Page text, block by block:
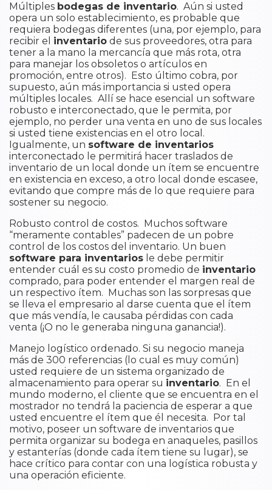
Múltiples bodegas de inventario. Aún si usted
opera un solo establecimiento, es probable que
requiera bodegas diferentes (una, por ejemplo, para
recibir el inventario de sus proveedores, otra para
tener a la mano la mercancía que más rota, otra
para manejar los obsoletos o artículos en
promoción, entre otros). Esto último cobra, por
supuesto, aún más importancia si usted opera
múltiples locales. Allí se hace esencial un software
robusto e interconectado, que le permita, por
ejemplo, no perder una venta en uno de sus locales
si usted tiene existencias en el otro local.
Igualmente, un software de inventarios
interconectado le permitirá hacer traslados de
inventario de un local donde un ítem se encuentre
en existencia en exceso, a otro local donde escasee,
evitando que compre más de lo que requiere para
sostener su negocio.
Robusto control de costos. Muchos software
“meramente contables” padecen de un pobre
control de los costos del inventario. Un buen
software para inventarios le debe permitir
entender cuál es su costo promedio de inventario
comprado, para poder entender el margen real de
un respectivo ítem. Muchas son las sorpresas que
se lleva el empresario al darse cuenta que el ítem
que más vendía, le causaba pérdidas con cada
venta (¡O no le generaba ninguna ganancia!).
Manejo logístico ordenado. Si su negocio maneja
más de 300 referencias (lo cual es muy común)
usted requiere de un sistema organizado de
almacenamiento para operar su inventario. En el
mundo moderno, el cliente que se encuentra en el
mostrador no tendrá la paciencia de esperar a que
usted encuentre el ítem que él necesita. Por tal
motivo, poseer un software de inventarios que
permita organizar su bodega en anaqueles, pasillos
y estanterías (donde cada ítem tiene su lugar), se
hace crítico para contar con una logística robusta y
una operación eficiente.